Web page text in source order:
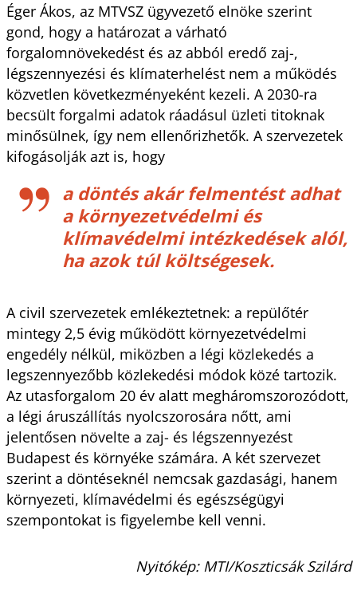
Éger Ákos, az MTVSZ ügyvezető elnöke szerint
gond, hogy a határozat a várható
forgalomnövekedést és az abból eredő zaj-,
légszennyezési és klímaterhelést nem a működés
közvetlen következményeként kezeli. A 2030-ra
becsült forgalmi adatok ráadásul üzleti titoknak
minősülnek, így nem ellenőrizhetők. A szervezetek
kifogásolják azt is, hogy
a döntés akár felmentést adhat
a környezetvédelmi és
klímavédelmi intézkedések alól,
ha azok túl költségesek.
A civil szervezetek emlékeztetnek: a repülőtér
mintegy 2,5 évig működött környezetvédelmi
engedély nélkül, miközben a légi közlekedés a
legszennyezőbb közlekedési módok közé tartozik.
Az utasforgalom 20 év alatt megháromszorozódott,
a légi áruszállítás nyolcszorosára nőtt, ami
jelentősen növelte a zaj- és légszennyezést
Budapest és környéke számára. A két szervezet
szerint a döntéseknél nemcsak gazdasági, hanem
környezeti, klímavédelmi és egészségügyi
szempontokat is figyelembe kell venni.
Nyitókép: MTI/Koszticsák Szilárd